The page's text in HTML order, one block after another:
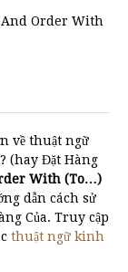
Order With
về thuật ngữ
? (hay Đặt Hàng
With (To…)
dẫn cách sử
Của. Truy cập
thuật ngữ kinh